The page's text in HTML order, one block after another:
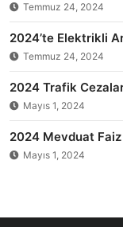
Temmuz 24, 2024
2024’te Elektrikli
Temmuz 24, 2024
2024 Trafik
Mayıs 1, 2024
2024 Mevduat Faiz
Mayıs 1, 2024